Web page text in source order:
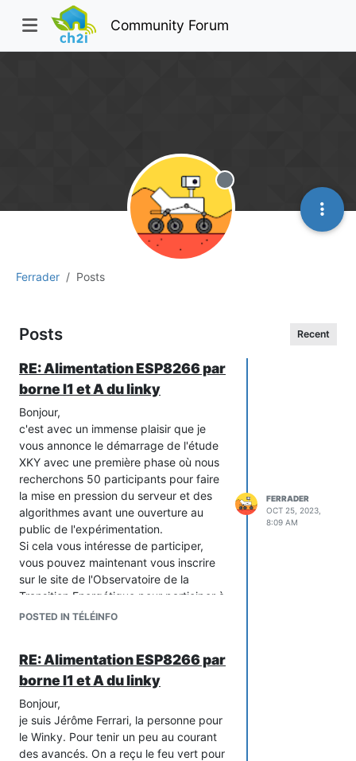
Community Forum
Ferrader Posts
Offline
Posts Recent
RE: Alimentation ESP8266 par
borne I1 et A du linky
Bonjour,
c'est avec un immense plaisir que je
vous annonce le démarrage de l'étude
XKY avec une première phase où nous
recherchons 50 participants pour faire
la mise en pression du serveur et des
algorithmes avant une ouverture au
public de l'expérimentation.
Si cela vous intéresse de participer,
vous pouvez maintenant vous inscrire
sur le site de l'Observatoire de la
Transition Energétique pour participer à
l'étude XKY.
recevrez ensuite un Winky à brancher
sur votre compteur #Linky
(Edit: Il reste 18 Winky de disponibles.
(32/50 participants))
Bonne journée,
Jérôme
POSTED IN TÉLÉINFO
FERRADER
OCT 25, 2023,
8:09 AM
RE: Alimentation ESP8266 par
borne I1 et A du linky
Bonjour,
je suis Jérôme Ferrari, la personne pour
le Winky. Pour tenir un peu au courant
des avancés. On a reçu le feu vert pour